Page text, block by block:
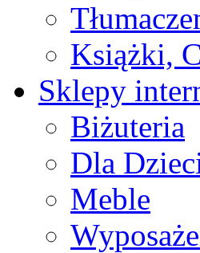
Książki,
Sklepy
Biżuteria
Dla
Meble